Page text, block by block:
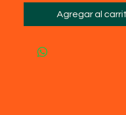
Agregar al